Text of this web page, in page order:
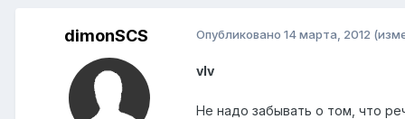
dimonSCS Опубликовано 14 марта, 2012
vIv
Не надо забывать о том, что